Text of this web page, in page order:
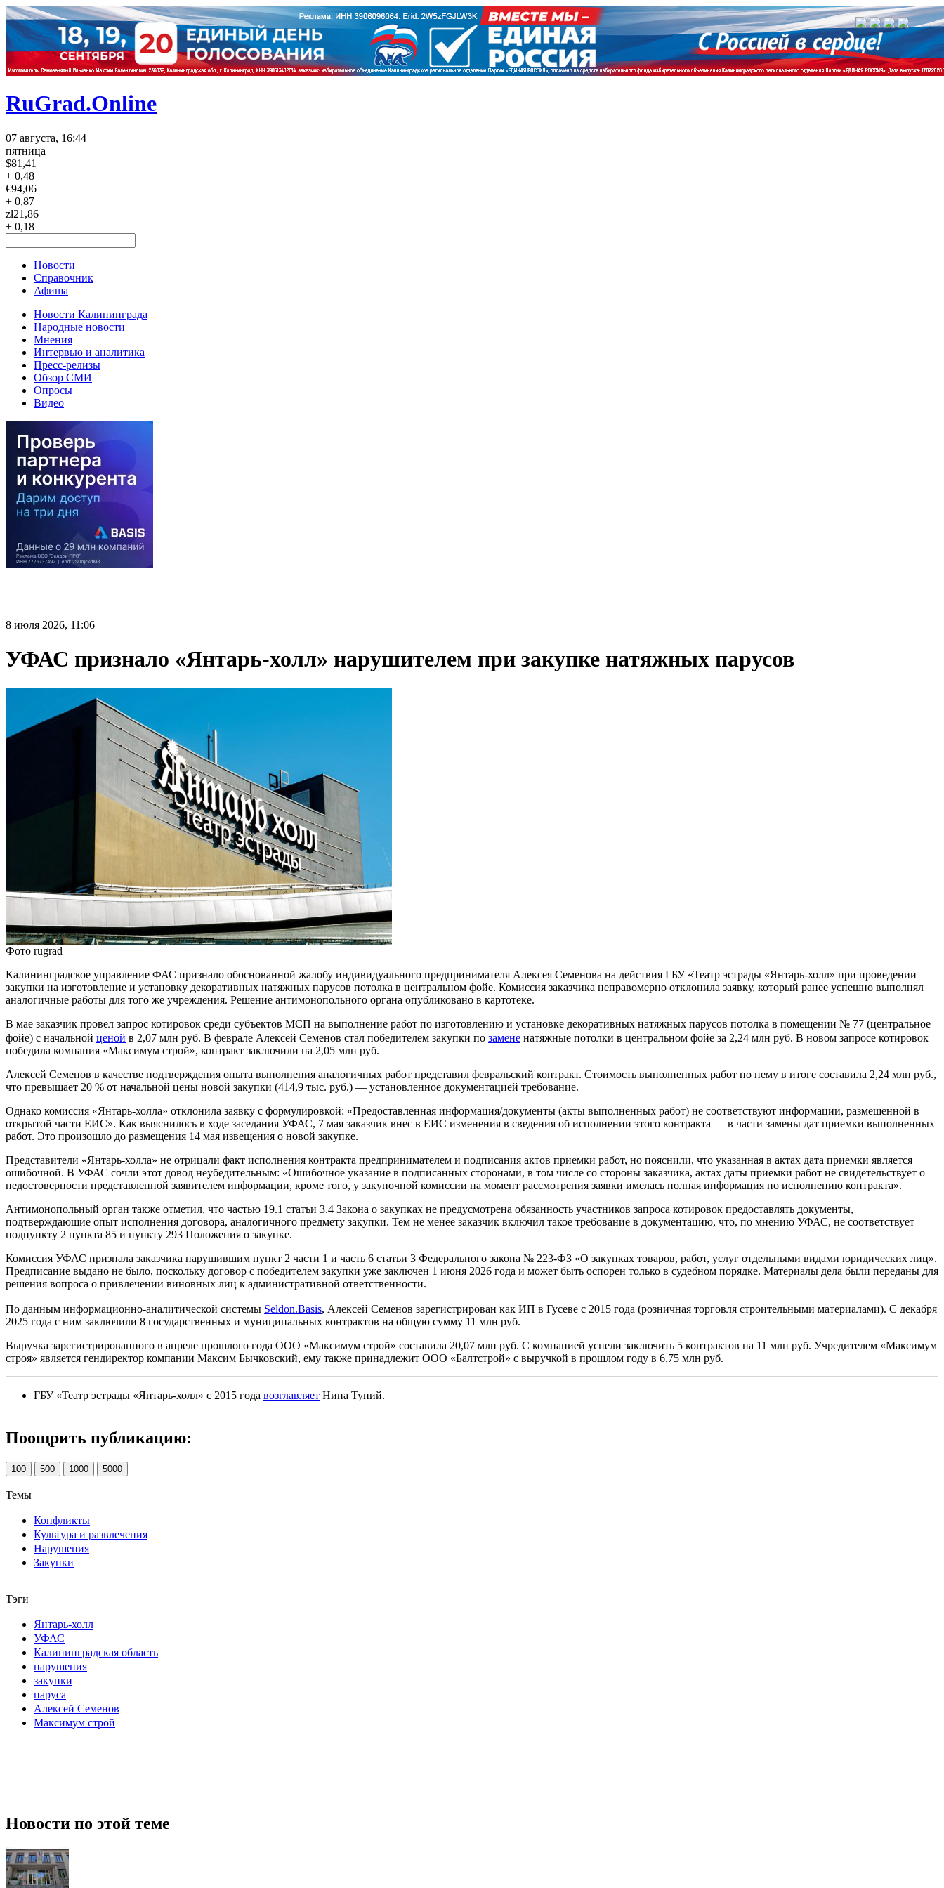
RuGrad.Online
07 августа, 16:44
пятница
$81,41
+ 0,48
€94,06
+ 0,87
zł21,86
+ 0,18
Новости
Справочник
Афиша
Новости Калининграда
Народные новости
Мнения
Интервью и аналитика
Пресс-релизы
Обзор СМИ
Опросы
Видео
8 июля 2026, 11:06
УФАС признало «Янтарь-холл» нарушителем при закупке натяжных парусов
Фото rugrad
Калининградское управление ФАС признало обоснованной жалобу индивидуального предпринимателя Алексея Семенова на действия ГБУ «Театр эстрады «Янтарь-холл» при проведении
закупки на изготовление и установку декоративных натяжных парусов потолка в центральном фойе. Комиссия заказчика неправомерно отклонила заявку, который ранее успешно выполнял
аналогичные работы для того же учреждения. Решение антимонопольного органа опубликовано в картотеке.
В мае заказчик провел запрос котировок среди субъектов МСП на выполнение работ по изготовлению и установке декоративных натяжных парусов потолка в помещении № 77 (центральное
фойе) с начальной ценой в 2,07 млн руб. В феврале Алексей Семенов стал победителем закупки по замене натяжные потолки в центральном фойе за 2,24 млн руб. В новом запросе котировок
победила компания «Максимум строй», контракт заключили на 2,05 млн руб.
Алексей Семенов в качестве подтверждения опыта выполнения аналогичных работ представил февральский контракт. Стоимость выполненных работ по нему в итоге составила 2,24 млн руб.,
что превышает 20 % от начальной цены новой закупки (414,9 тыс. руб.) — установленное документацией требование.
Однако комиссия «Янтарь-холла» отклонила заявку с формулировкой: «Предоставленная информация/документы (акты выполненных работ) не соответствуют информации, размещенной в
открытой части ЕИС». Как выяснилось в ходе заседания УФАС, 7 мая заказчик внес в ЕИС изменения в сведения об исполнении этого контракта — в части замены дат приемки выполненных
работ. Это произошло до размещения 14 мая извещения о новой закупке.
Представители «Янтарь-холла» не отрицали факт исполнения контракта предпринимателем и подписания актов приемки работ, но пояснили, что указанная в актах дата приемки является
ошибочной. В УФАС сочли этот довод неубедительным: «Ошибочное указание в подписанных сторонами, в том числе со стороны заказчика, актах даты приемки работ не свидетельствует о
недостоверности представленной заявителем информации, кроме того, у закупочной комиссии на момент рассмотрения заявки имелась полная информация по исполнению контракта».
Антимонопольный орган также отметил, что частью 19.1 статьи 3.4 Закона о закупках не предусмотрена обязанность участников запроса котировок предоставлять документы,
подтверждающие опыт исполнения договора, аналогичного предмету закупки. Тем не менее заказчик включил такое требование в документацию, что, по мнению УФАС, не соответствует
подпункту 2 пункта 85 и пункту 293 Положения о закупке.
Комиссия УФАС признала заказчика нарушившим пункт 2 части 1 и часть 6 статьи 3 Федерального закона № 223-ФЗ «О закупках товаров, работ, услуг отдельными видами юридических лиц».
Предписание выдано не было, поскольку договор с победителем закупки уже заключен 1 июня 2026 года и может быть оспорен только в судебном порядке. Материалы дела были переданы для
решения вопроса о привлечении виновных лиц к административной ответственности.
По данным информационно-аналитической системы Seldon.Basis, Алексей Семенов зарегистрирован как ИП в Гусеве с 2015 года (розничная торговля строительными материалами). С декабря
2025 года с ним заключили 8 государственных и муниципальных контрактов на общую сумму 11 млн руб.
Выручка зарегистрированного в апреле прошлого года ООО «Максимум строй» составила 20,07 млн руб. С компанией успели заключить 5 контрактов на 11 млн руб. Учредителем «Максимум
строя» является гендиректор компании Максим Бычковский, ему также принадлежит ООО «Балтстрой» с выручкой в прошлом году в 6,75 млн руб.
ГБУ «Театр эстрады «Янтарь-холл» с 2015 года возглавляет Нина Тупий.
Поощрить публикацию:
100 500 1000 5000
Темы
Конфликты
Культура и развлечения
Нарушения
Закупки
Тэги
Янтарь-холл
УФАС
Калининградская область
нарушения
закупки
паруса
Алексей Семенов
Максимум строй
Новости по этой теме